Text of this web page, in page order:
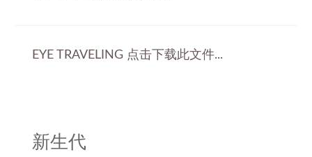
EYE TRAVELING 点击下载此文件...
新生代